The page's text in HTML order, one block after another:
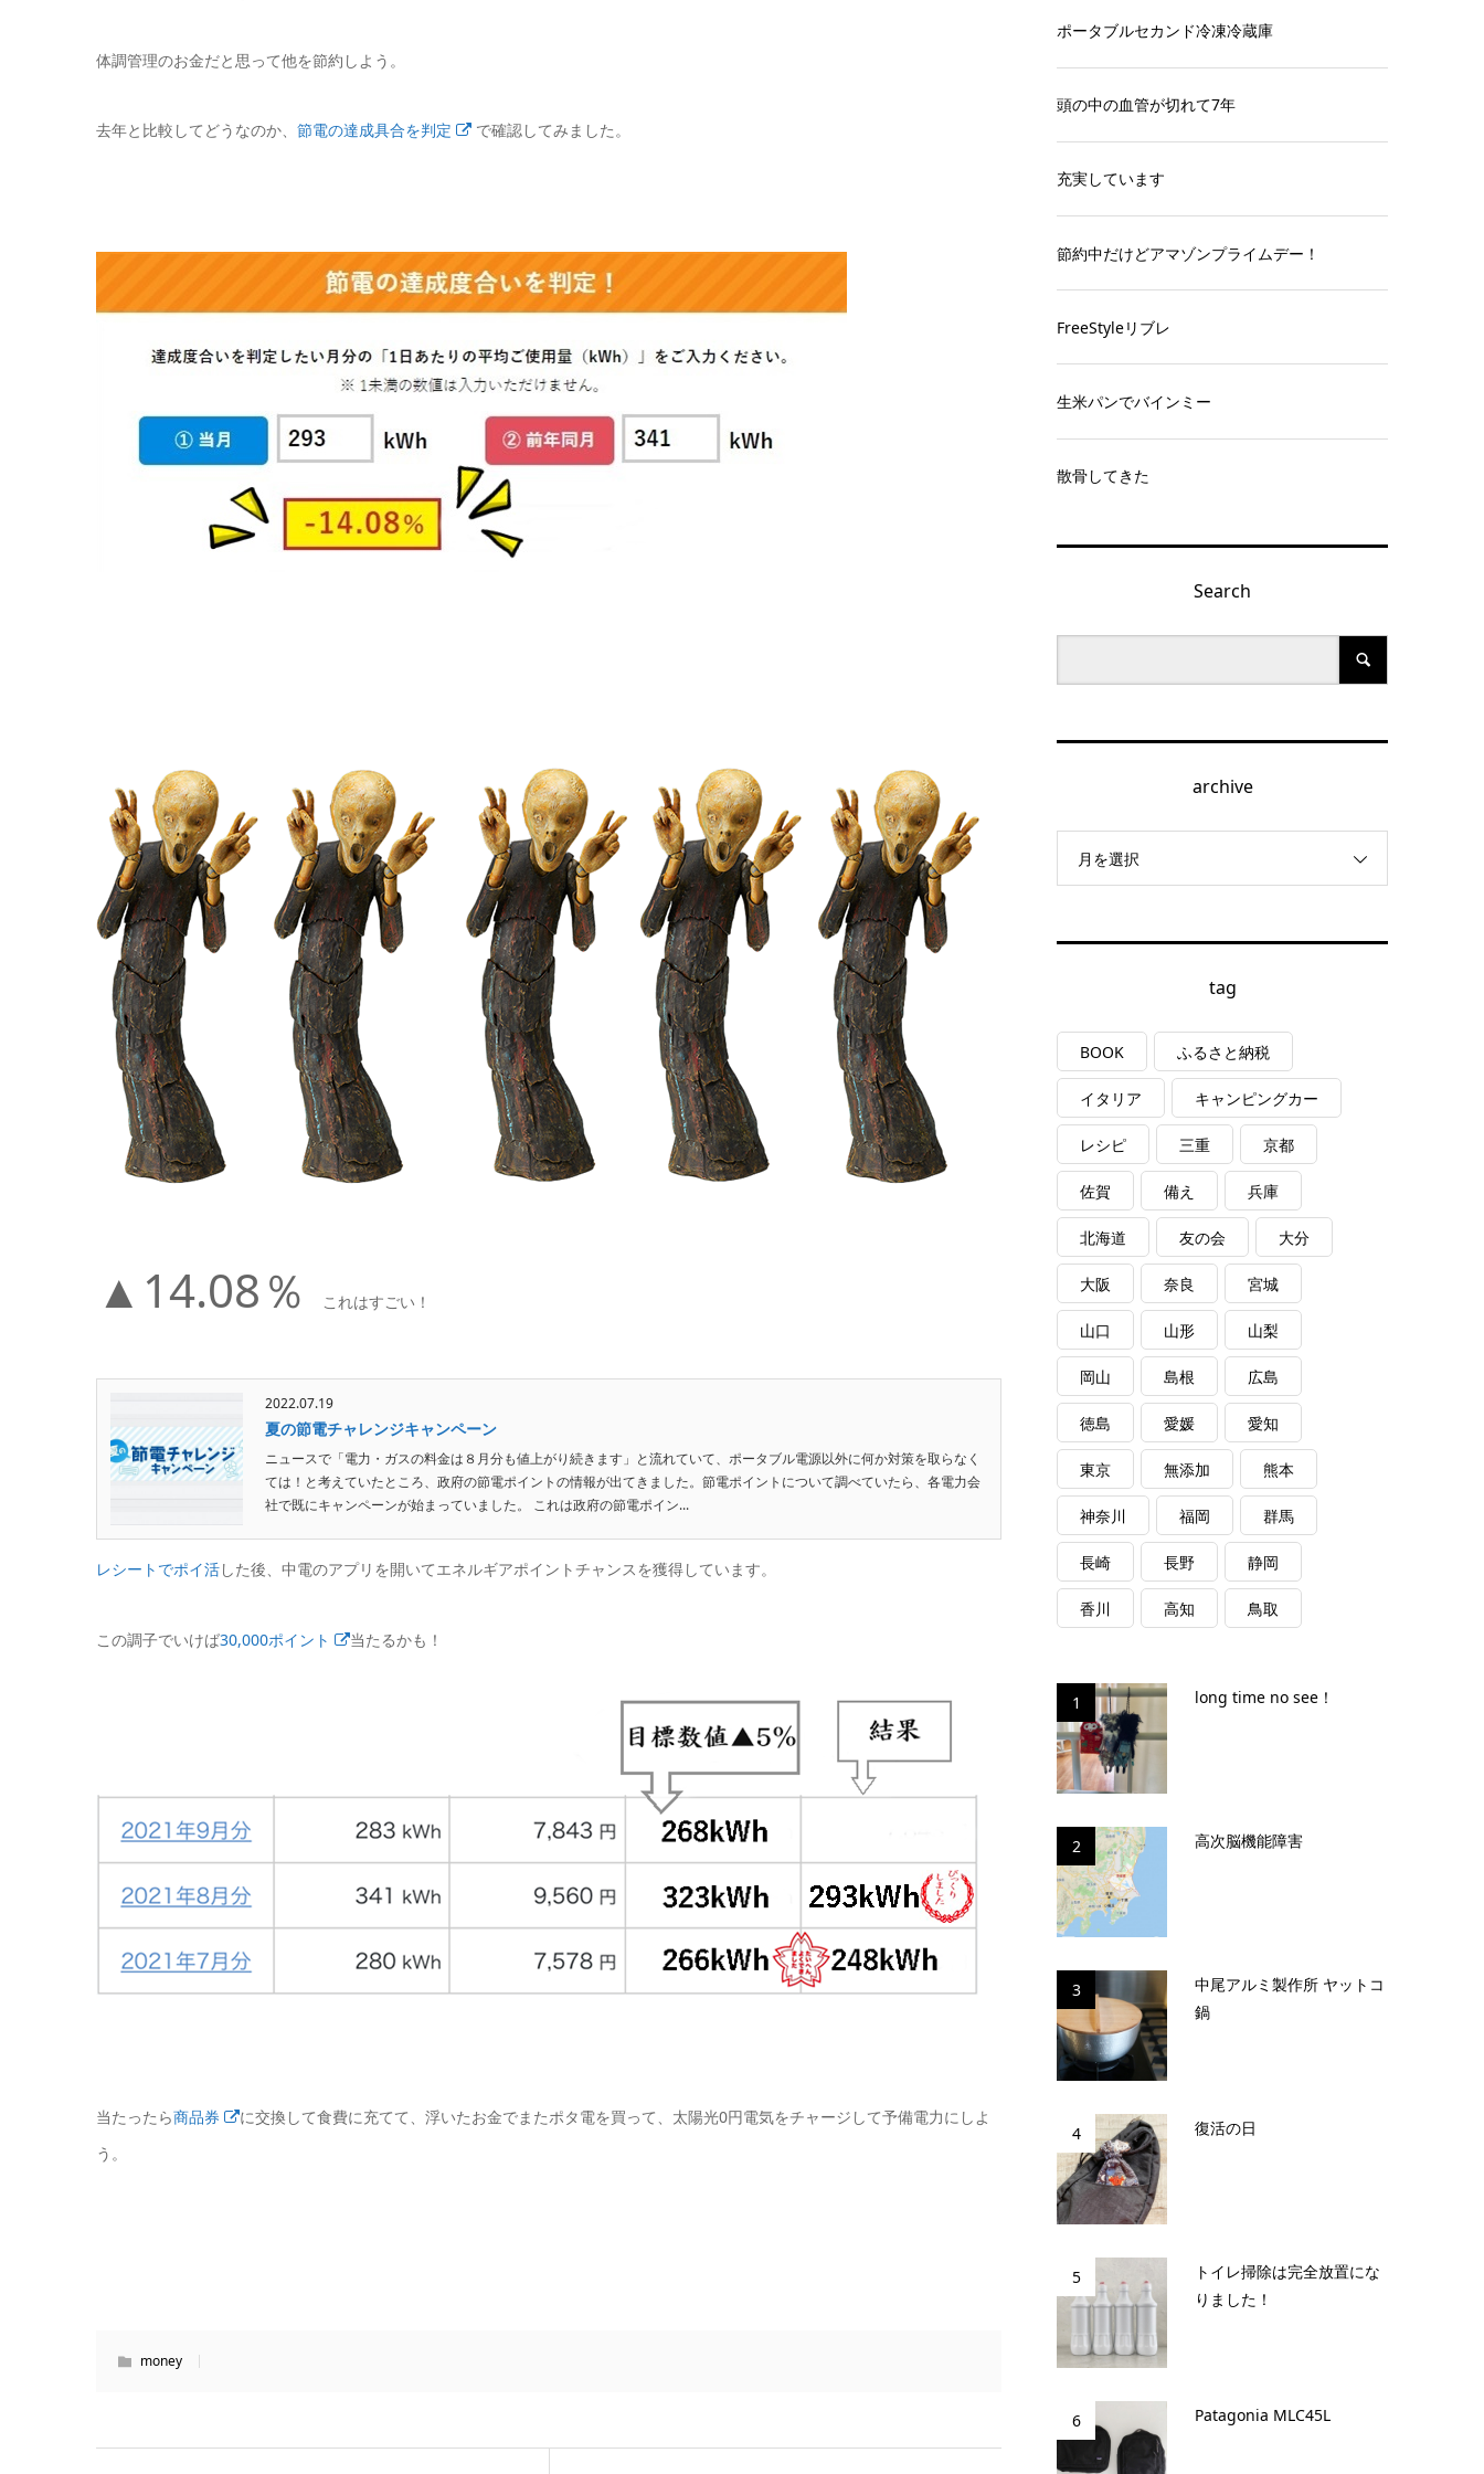
体調管理のお金だと思って他を節約しよう。
去年と比較してどうなのか、 節電の達成具合を判定 で確認してみました。
▲14.08％ これはすごい！
2022.07.19
夏の節電チャレンジキャンペーン
ニュースで「電力・ガスの料金は８月分も値上がり続きます」と流れていて、ポータブル電源以外に何か対策を取らなく
ては！と考えていたところ、政府の節電ポイントの情報が出てきました。節電ポイントについて調べていたら、各電力会
社で既にキャンペーンが始まっていました。 これは政府の節電ポイン...
レシートでポイ活した後、中電のアプリを開いてエネルギアポイントチャンスを獲得しています。
この調子でいけば30,000ポイント 当たるかも！
当たったら商品券
に交換して食費に充てて、浮いたお金でまたポタ電を買って、太陽光0円電気をチャージして予備電力にしよ
う。
money
ポータブルセカンド冷凍冷蔵庫
頭の中の血管が切れて7年
充実しています
節約中だけどアマゾンプライムデー！
FreeStyleリブレ
生米パンでバインミー
散骨してきた
Search
archive
月を選択
tag
BOOK ふるさと納税
イタリア キャンピングカー
レシピ 三重 京都
佐賀 備え 兵庫
北海道 友の会 大分
大阪 奈良 宮城
山口 山形 山梨
岡山 島根 広島
徳島 愛媛 愛知
東京 無添加 熊本
神奈川 福岡 群馬
長崎 長野 静岡
香川 高知 鳥取
1 long time no see！
2 高次脳機能障害
3
中尾アルミ製作所 ヤットコ
鍋
4 復活の日
5
トイレ掃除は完全放置にな
りました！
6 Patagonia MLC45L